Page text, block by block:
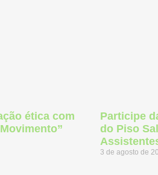
ética com
Participe
do Piso
3 de agosto de